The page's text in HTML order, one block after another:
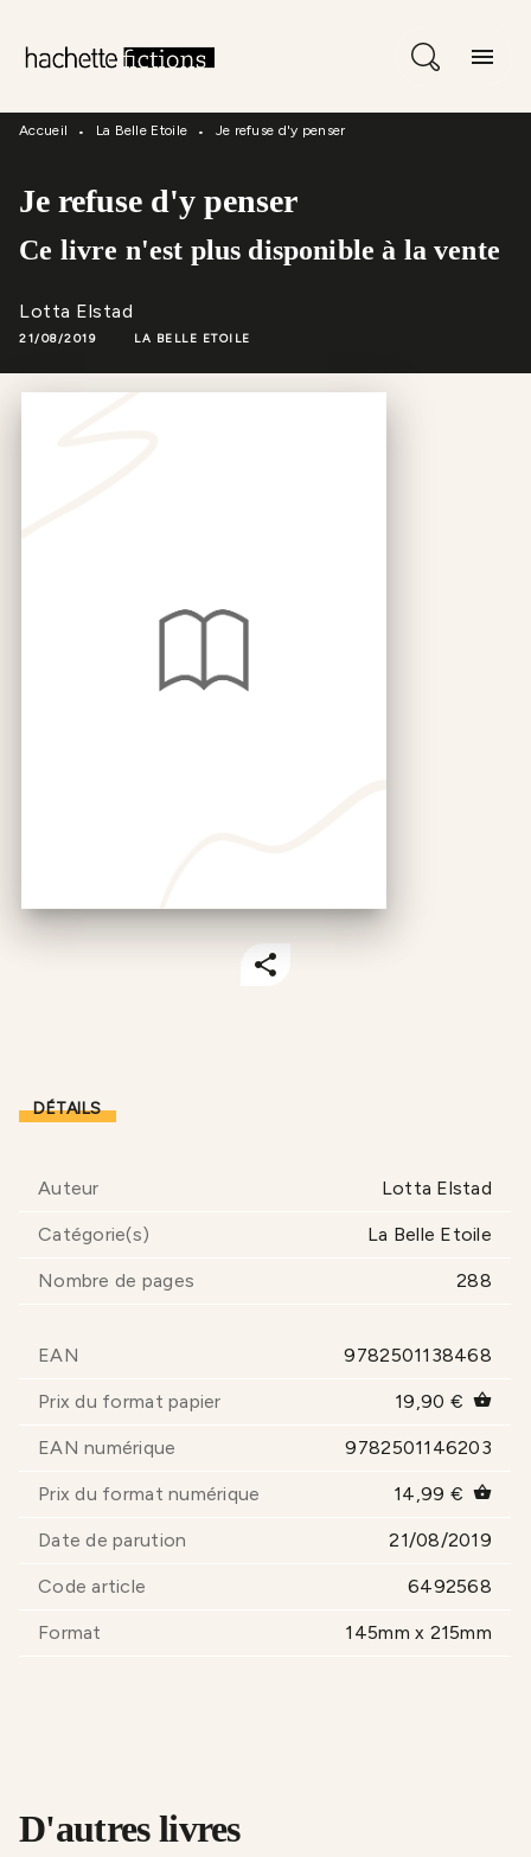
menu
Accueil • La Belle Etoile • Je refuse d'y penser
Je refuse d'y penser
Ce livre n'est plus disponible à la vente
Lotta Elstad
21/08/2019 LA BELLE ETOILE
DÉTAILS
Auteur Lotta Elstad
Catégorie(s) La Belle Etoile
Nombre de pages 288
EAN 9782501138468
Prix du format papier 19,90 € shopping_basket
EAN numérique 9782501146203
Prix du format numérique 14,99 € shopping_basket
Date de parution 21/08/2019
Code article 6492568
Format 145mm x 215mm
D'autres livres